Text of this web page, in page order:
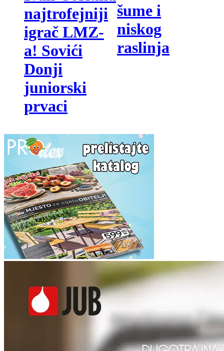
najtrofejniji
igrač LMZ-
a! Sovići
Donji
juniorski
prvaci
šume i
niskog
raslinja